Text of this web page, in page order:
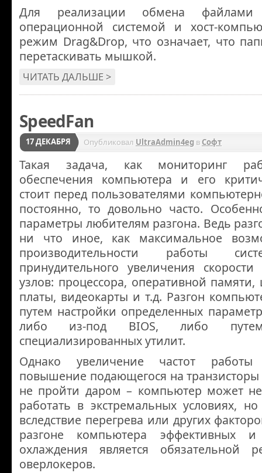
Для реализации обмена файлами
операционной системой и хост-
режим Drag&Drop, что означает, что
перетаскивать мышкой.
ЧИТАТЬ ДАЛЬШЕ >
SpeedFan
17 ДЕКАБРЯ Опубликовал UltraAdmin4eg в Софт
Такая задача, как мониторинг
обеспечения компьютера и его
стоит перед пользователями
постоянно, то довольно часто.
параметры любителям разгона. Ведь
ни что иное, как максимальное
производительности работы
принудительного увеличения
узлов: процессора, оперативной
платы, видеокарты и т.д. Разгон
путем настройки определенных
либо из-под BIOS, либо путем
специализированных утилит.
Однако увеличение частот
повышение подающегося на
не пройти даром – компьютер может не
работать в экстремальных условиях,
вследствие перегрева или других
разгоне компьютера эффективных
охлаждения является обязательной
оверлокеров.